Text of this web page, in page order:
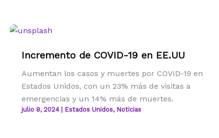
Incremento de COVID-19 en EE.UU
Aumentan los casos y muertes por COVID-19 en
Estados Unidos, con un 23% más de visitas a
emergencias y un 14% más de muertes.
julio 8, 2024 Estados Unidos, Noticias